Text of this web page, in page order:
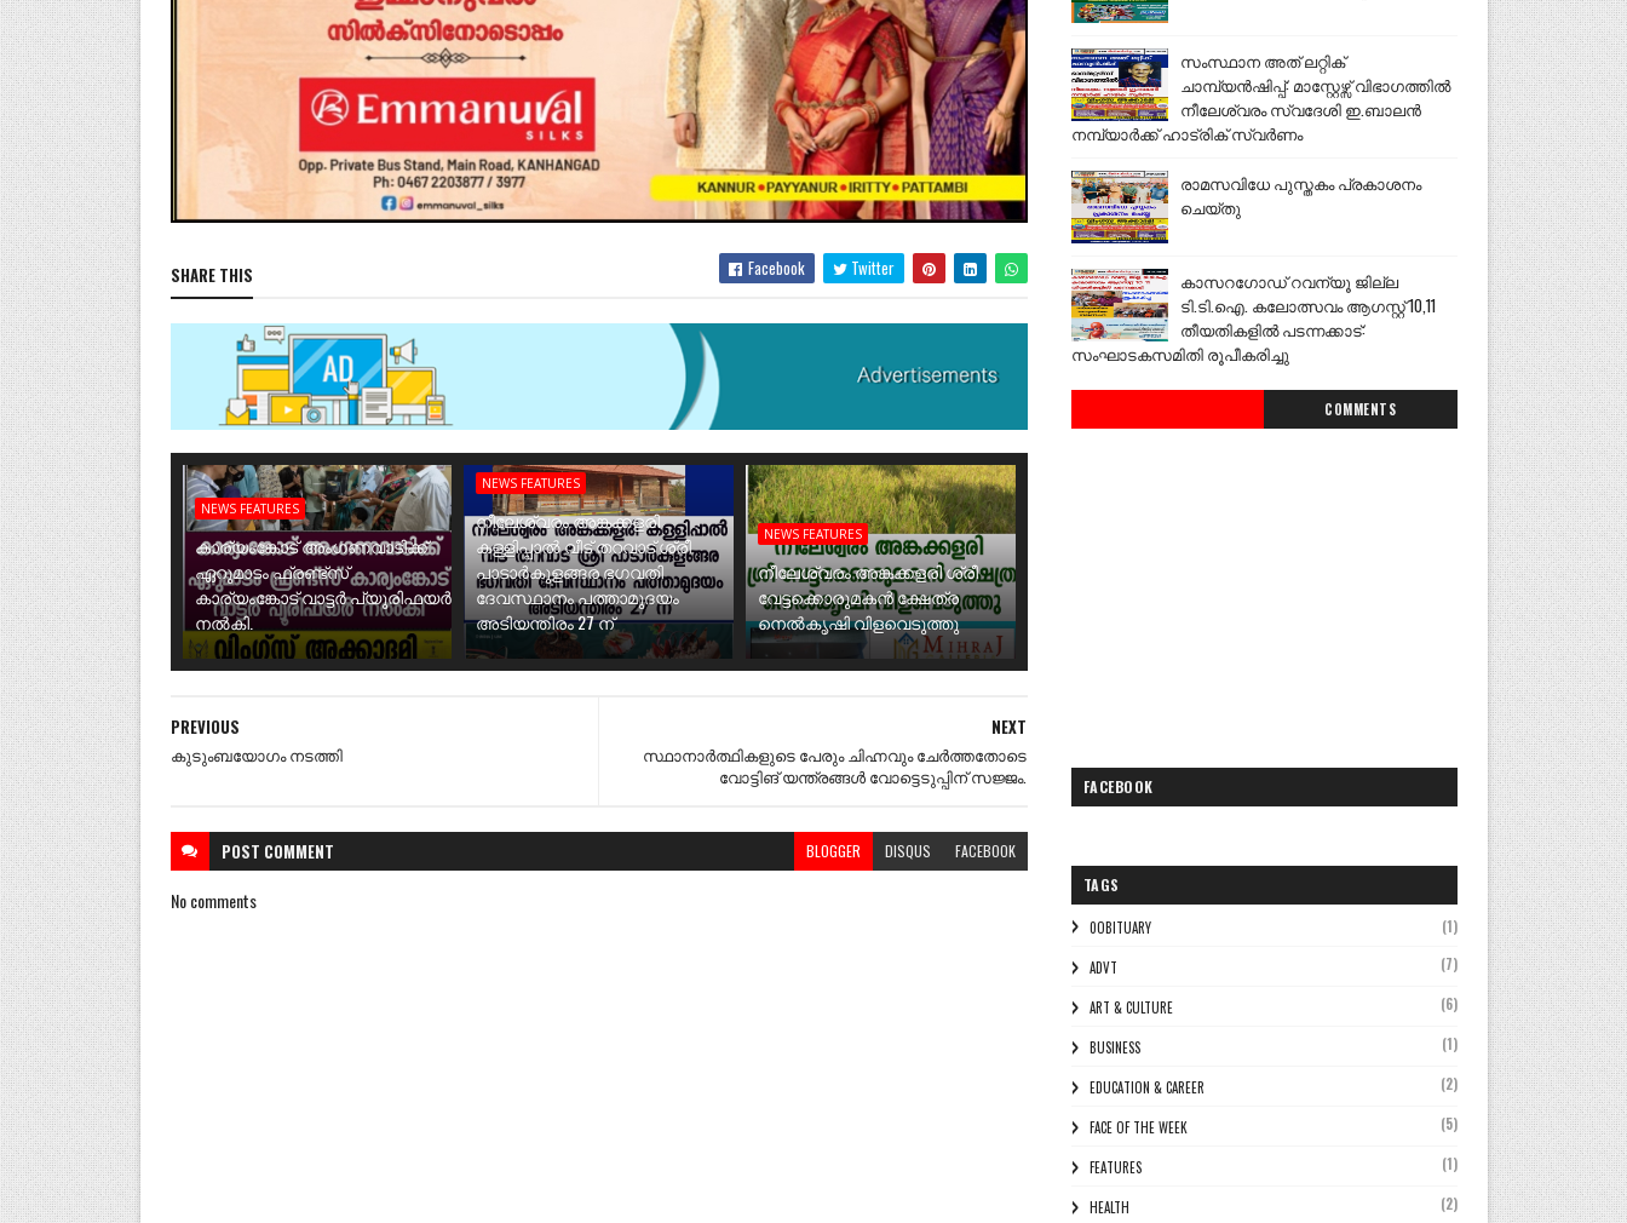
SHARE THIS Facebook Twitter
NEWS FEATURES
കാര്യംങ്കോട് അംഗണവാടിക്ക്
ഏറുമാടം ഫ്രണ്ട്സ്
കാര്യംങ്കോട് വാട്ടർ പ്യൂരിഫയർ
നൽകി.
NEWS FEATURES
നീലേശ്വരം അങ്കക്കളരി
കള്ളിപ്പാൽ വീട് തറവാട് ശ്രീ
പാടാർകുളങ്ങര ഭഗവതി
ദേവസ്ഥാനം പത്താമുദയം
അടിയന്തിരം 27 ന്
NEWS FEATURES
നീലേശ്വരം അങ്കക്കളരി ശ്രീ
വേട്ടക്കൊരുമകൻ ക്ഷേത്ര
നെൽകൃഷി വിളവെടുത്തു
NEXT
സ്ഥാനാർത്ഥികളുടെ പേരും ചിഹ്നവും ചേർത്തതോടെ
വോട്ടിങ് യന്ത്രങ്ങൾ വോട്ടെടുപ്പിന് സജ്ജം.
PREVIOUS
കുടുംബയോഗം നടത്തി
POST COMMENT BLOGGER DISQUS FACEBOOK
No comments
സംസ്ഥാന അത് ലറ്റിക്
ചാമ്പ്യൻഷിപ്പ്: മാസ്റ്റേഴ്സ് വിഭാഗത്തിൽ
നീലേശ്വരം സ്വദേശി ഇ.ബാലൻ
നമ്പ്യാർക്ക് ഹാട്രിക് സ്വർണം
രാമസവിധേ പുസ്തകം പ്രകാശനം
ചെയ്തു
കാസറഗോഡ് റവന്യൂ ജില്ല
ടി.ടി.ഐ. കലോത്സവം ആഗസ്റ്റ് 10,11
തീയതികളിൽ പടന്നക്കാട്:
സംഘാടകസമിതി രൂപീകരിച്ചു
COMMENTS
FACEBOOK
TAGS
0OBITUARY (1)
ADVT (7)
ART & CULTURE (6)
BUSINESS (1)
EDUCATION & CAREER (2)
FACE OF THE WEEK (5)
FEATURES (1)
HEALTH (2)